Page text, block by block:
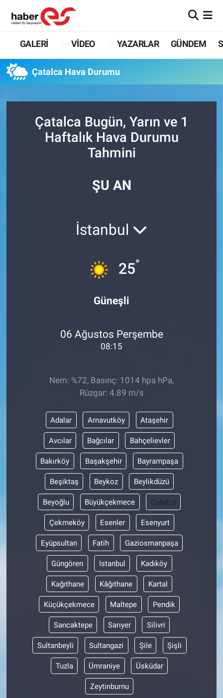
GALERİ VİDEO YAZARLAR GÜNDEM
Çatalca Hava Durumu
Çatalca Bugün, Yarın ve 1
Haftalık Hava Durumu
Tahmini
ŞU AN
İstanbul
25°
Güneşli
06 Ağustos Perşembe
08:15
Nem: %72, Basınç: 1014 hpa hPa,
Rüzgar: 4.89 m/s
Adalar Arnavutköy Ataşehir
Avcılar Bağcılar Bahçelievler
Bakırköy Başakşehir Bayrampaşa
Beşiktaş Beykoz Beylikdüzü
Beyoğlu Büyükçekmece Çatalca
Çekmeköy Esenler Esenyurt
Eyüpsultan Fatih Gaziosmanpaşa
Güngören Istanbul Kadıköy
Kağıthane Kâğıthane Kartal
Küçükçekmece Maltepe Pendik
Sancaktepe Sarıyer Silivri
Sultanbeyli Sultangazi Şile Şişli
Tuzla Ümraniye Üsküdar
Zeytinburnu
GALERİ
GÜNDEM
SİYASET
Eskişehir Nöbetçi Eczaneler
Süper Lig Puan Durumu ve Fikstür
Tüm Manşetler